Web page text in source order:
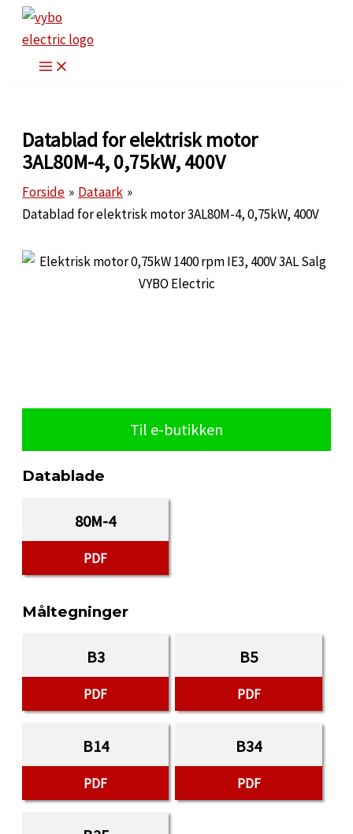
indholdet
Datablad for elektrisk motor
3AL80M-4, 0,75kW, 400V
Forside
Dataark
Datablad for elektrisk motor 3AL80M-4, 0,75kW, 400V
Til e-butikken
Datablade
80M-4
PDF
Måltegninger
B3
PDF
B5
PDF
B14
PDF
B34
PDF